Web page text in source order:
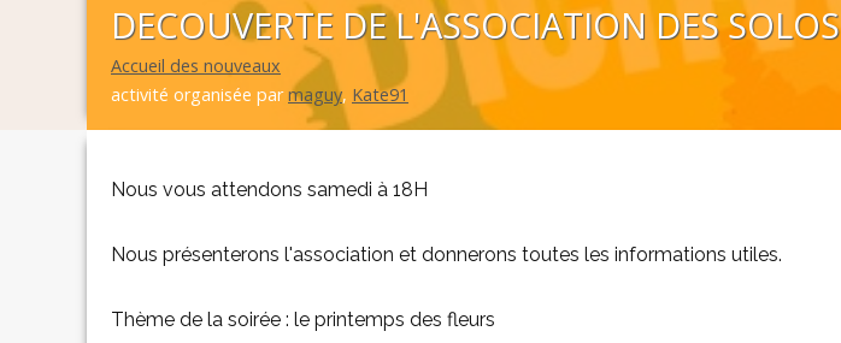
DECOUVERTE DE L'ASSOCIATION DES SOLOS
Accueil des nouveaux
activité organisée parmaguy, Kate91
Nous vous attendons samedi à 18H
Nous présenterons l'association et donnerons toutes les informations utiles.
Thème de la soirée : le printemps des fleurs